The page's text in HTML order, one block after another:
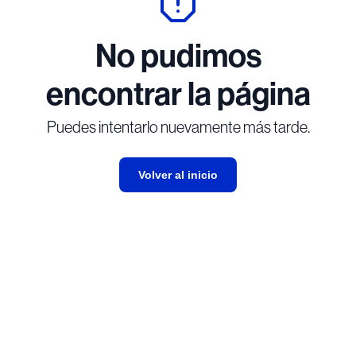
No pudimos
encontrar la página
Puedes intentarlo nuevamente más tarde.
Volver al inicio